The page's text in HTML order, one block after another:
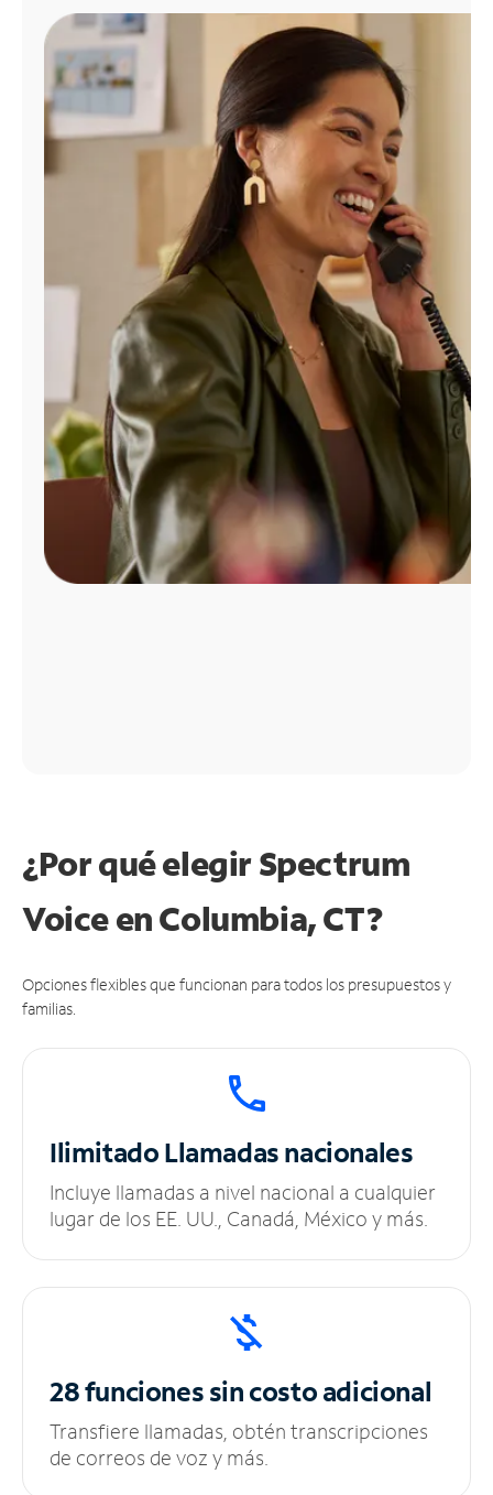
Administrar
cuenta
Encuentra
tienda
¿Por qué elegir Spectrum
Voice en Columbia, CT?
Opciones flexibles que funcionan para todos los presupuestos y
familias.
IlimitadoLlamadas nacionales
Incluye llamadas a nivel nacional a cualquier
lugar de los EE. UU., Canadá, México y más.
28 funciones sincosto adicional
Transfiere llamadas, obtén transcripciones
de correos de voz y más.